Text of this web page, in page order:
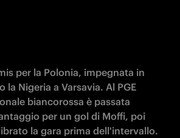
per la Polonia, impegnata in
Nigeria a Varsavia. Al PGE
biancorossa è passata
per un gol di Moffi, poi
la gara prima dell'intervallo.